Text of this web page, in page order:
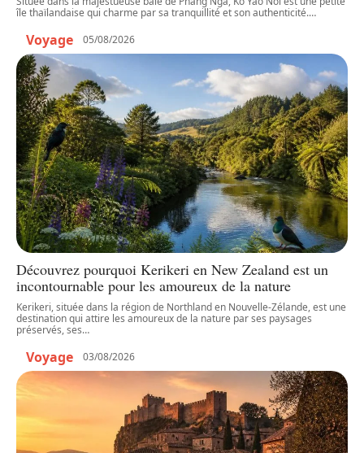
île thaïlandaise qui charme par sa tranquillité et son authenticité.…
Voyage 05/08/2026
Découvrez pourquoi Kerikeri en New Zealand est un
incontournable pour les amoureux de la nature
Kerikeri, située dans la région de Northland en Nouvelle-Zélande, est une
destination qui attire les amoureux de la nature par ses paysages
préservés, ses…
Voyage 03/08/2026